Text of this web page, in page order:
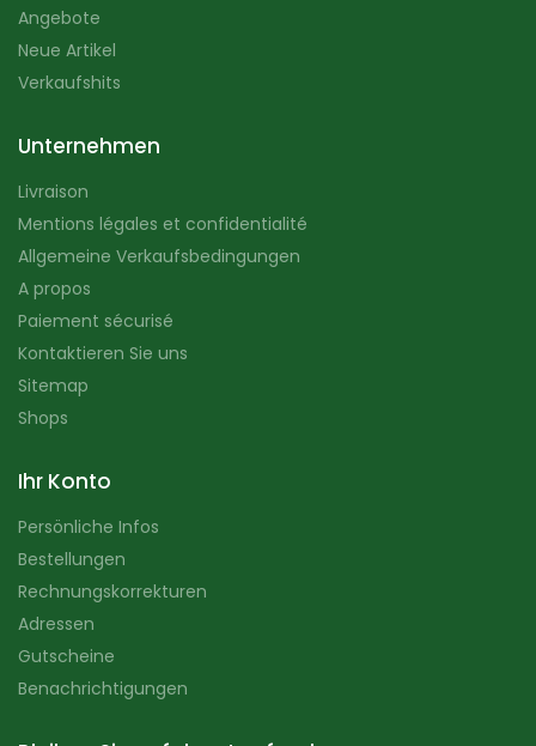
Angebote
Neue Artikel
Verkaufshits
Unternehmen
Livraison
Mentions légales et confidentialité
Allgemeine Verkaufsbedingungen
A propos
Paiement sécurisé
Kontaktieren Sie uns
Sitemap
Shops
Ihr Konto
Persönliche Infos
Bestellungen
Rechnungskorrekturen
Adressen
Gutscheine
Benachrichtigungen